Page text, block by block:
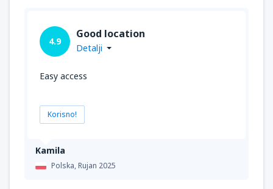
Kamila
Polska,Rujan 2025
4.9
Good location
Detalji
Easy access
Korisno!